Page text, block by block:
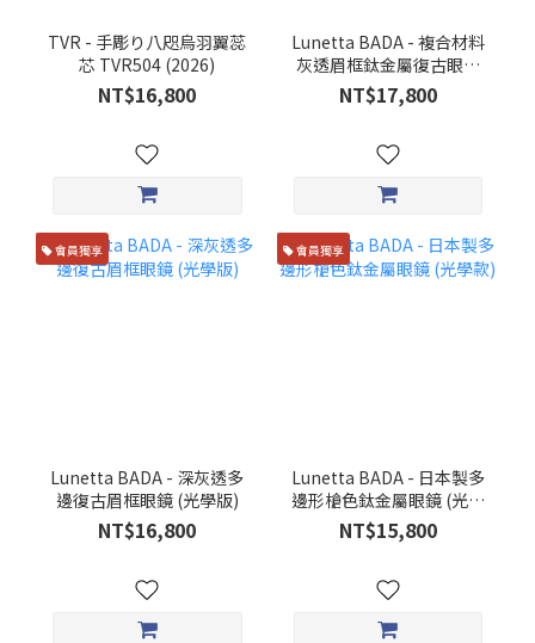
TVR - 手彫り八咫烏羽翼蕊
芯 TVR504 (2026)
NT$16,800
Lunetta BADA - 複合材料
灰透眉框鈦金屬復古眼鏡
(淺茶色墨片)
NT$17,800
會員獨享
Lunetta BADA - 深灰透多
邊復古眉框眼鏡 (光學版)
NT$16,800
會員獨享
Lunetta BADA - 日本製多
邊形槍色鈦金屬眼鏡 (光學
款)
NT$15,800